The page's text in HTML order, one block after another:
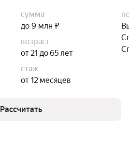
сумма
до 9 млн ₽
возраст
от 21 до 65 лет
стаж
от 12 месяцев
Рассчитать